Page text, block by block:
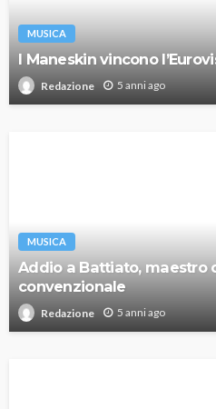
MUSICA
I Maneskin vincono
Redazione 5 anni ago
MUSICA
Addio a Battiato, maestro
convenzionale
Redazione 5 anni ago